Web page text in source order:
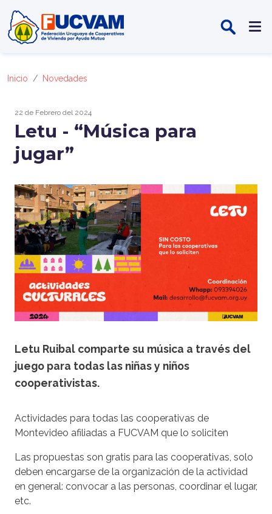
Inicio Novedades
22 de Febrero del 2024
Letu - “Música para
jugar”
Letu Ruibal comparte su música a través del
juego para todas las niñas y niños
cooperativistas.
Actividades para todas las cooperativas de
Montevideo afiliadas a FUCVAM que lo soliciten
Las propuestas son gratis para las cooperativas, solo
deben encargarse de la organización de la actividad
en general: convocar a las personas, coordinar el lugar,
etc.